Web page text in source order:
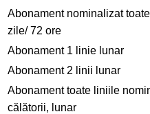
Abonament nominalizat
zile/ 72 ore
Abonament 1 linie lunar
Abonament 2 linii lunar
Abonament toate liniile
călătorii, lunar